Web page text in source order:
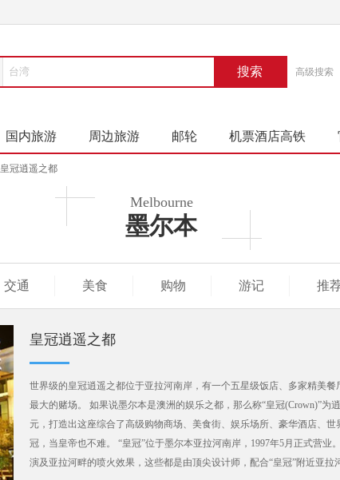
搜索 高级搜索
国内旅游 周边旅游 邮轮 机票酒店高铁
皇冠逍遥之都
Melbourne
墨尔本
交通 美食 购物 游记 推
皇冠逍遥之都
世界级的皇冠逍遥之都位于亚拉河南岸，有一个五星级饭店、多家精美
最大的赌场。 如果说墨尔本是澳洲的娱乐之都，那么称“皇冠(Crown)”
元，打造出这座综合了高级购物商场、美食街、娱乐场所、豪华酒店、
冠，当皇帝也不难。 “皇冠”位于墨尔本亚拉河南岸，1997年5月正式营
演及亚拉河畔的喷火效果，这些都是由顶尖设计师，配合“皇冠”附近亚